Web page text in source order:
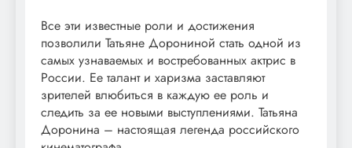
Все эти известные роли и достижения
позволили Татьяне Дорониной стать одной из
самых узнаваемых и востребованных актрис в
России. Ее талант и харизма заставляют
зрителей влюбиться в каждую ее роль и
следить за ее новыми выступлениями. Татьяна
Доронина – настоящая легенда российского